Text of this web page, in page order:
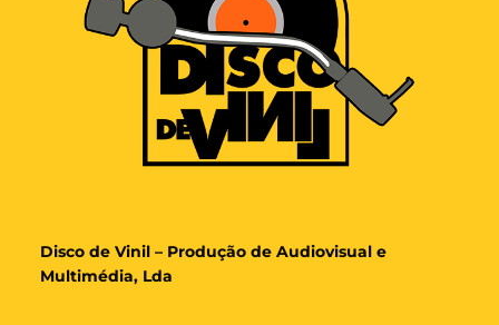
Disco de Vinil – Produção de Audiovisual e
Multimédia, Lda